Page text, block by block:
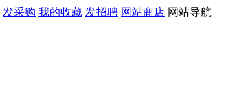
发采购 我的收藏 发招聘 网站商店 网站导航